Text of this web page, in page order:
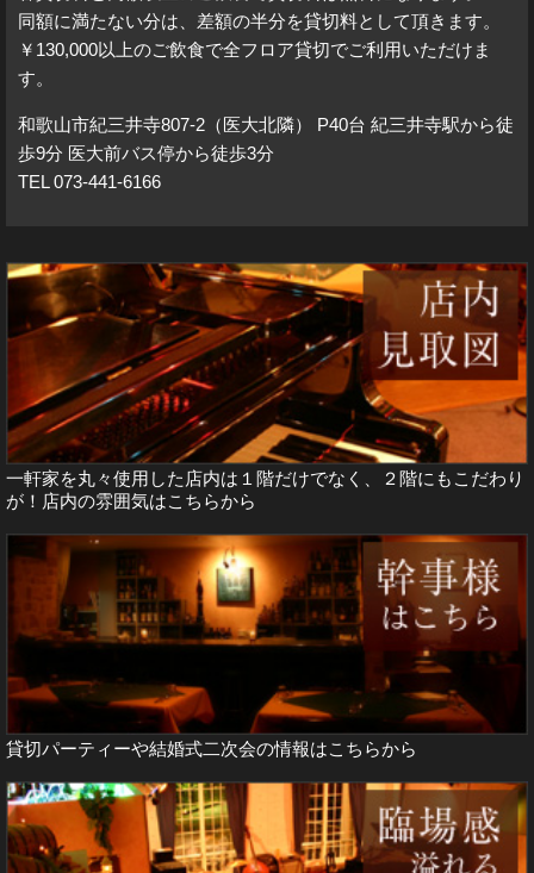
同額に満たない分は、差額の半分を貸切料として頂きます。
￥130,000以上のご飲食で全フロア貸切でご利用いただけま
す。
和歌山市紀三井寺807-2（医大北隣） P40台 紀三井寺駅から徒
歩9分 医大前バス停から徒歩3分
TEL 073-441-6166
一軒家を丸々使用した店内は１階だけでなく、２階にもこだわり
が！店内の雰囲気はこちらから
貸切パーティーや結婚式二次会の情報はこちらから